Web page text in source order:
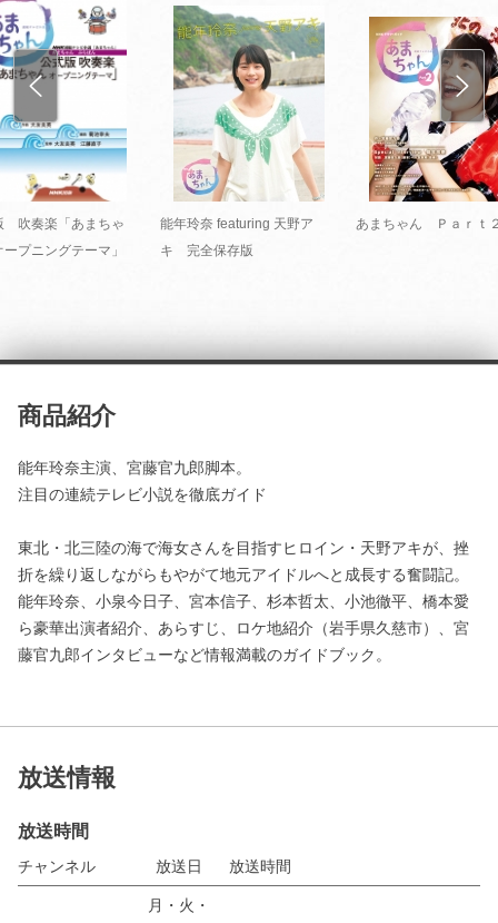
吹奏楽「あまちゃ
プニングテーマ」
能年玲奈 featuring 天野ア
キ 完全保存版
あまちゃん Ｐａｒｔ
商品紹介
能年玲奈主演、宮藤官九郎脚本。
注目の連続テレビ小説を徹底ガイド
東北・北三陸の海で海女さんを目指すヒロイン・天野アキが、挫
折を繰り返しながらもやがて地元アイドルへと成長する奮闘記。
能年玲奈、小泉今日子、宮本信子、杉本哲太、小池徹平、橋本愛
ら豪華出演者紹介、あらすじ、ロケ地紹介（岩手県久慈市）、宮
藤官九郎インタビューなど情報満載のガイドブック。
放送情報
放送時間
チャンネル 放送日 放送時間
月・火・